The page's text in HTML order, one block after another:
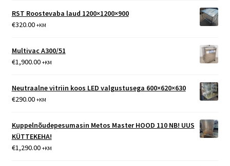
RST Roostevaba laud 1200×1200×900
€320.00 +KM
Multivac A300/51
€1,900.00 +KM
Neutraalne vitriin koos LED valgustusega 600×620×630
€290.00 +KM
Kuppelnõudepesumasin Metos Master HOOD 110 NB! UUS
KÜTTEKEHA!
€1,290.00 +KM